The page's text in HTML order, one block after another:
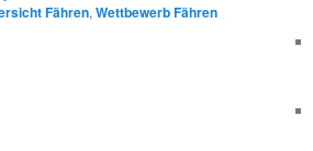
Fähren, Wettbewerb Fähren